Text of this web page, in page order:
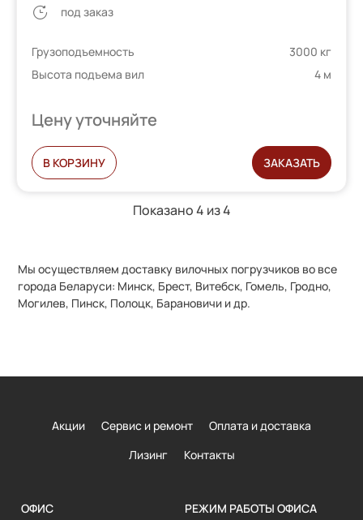
под заказ
Грузоподъемность
3000 кг
Высота подъема вил
4 м
Цену уточняйте
В КОРЗИНУ ЗАКАЗАТЬ
Показано 4 из4
Мы осуществляем доставку вилочных погрузчиков во все
города Беларуси: Минск, Брест, Витебск, Гомель, Гродно,
Могилев, Пинск, Полоцк, Барановичи и др.
Акции Сервис и ремонт
Оплата и доставка
Лизинг
Контакты
ОФИС
РЕЖИМ РАБОТЫ ОФИСА